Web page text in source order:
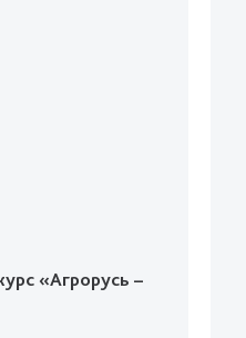
«Агрорусь –